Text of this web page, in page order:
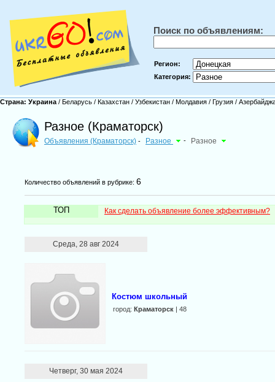
Поиск по объявлениям:
Регион:
Категория:
Страна: Украина / Беларусь / Казахстан / Узбекистан / Молдавия / Грузия /
Разное (Краматорск)
Объявления (Краматорск) - Разное - Разное
Количество объявлений в рубрике: 6
ТОП Как сделать объявление более эффективным?
Среда, 28 авг 2024
Костюм школьный
город: Краматорск | 48
Четверг, 30 мая 2024